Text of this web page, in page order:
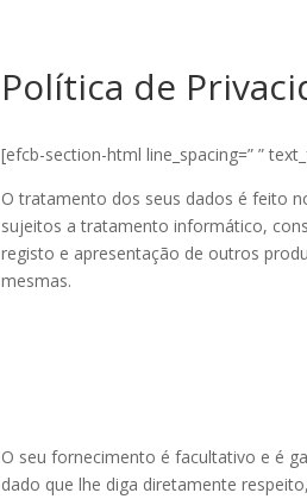
Política de
[efcb-section-html line_spacing=” ”
O tratamento dos seus dados é feito
sujeitos a tratamento informático,
registo e apresentação de outros
mesmas.
O seu fornecimento é facultativo e é
dado que lhe diga diretamente